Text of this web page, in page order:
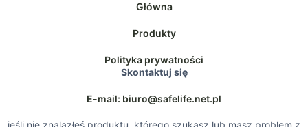
Główna
Produkty
Polityka prywatności
Skontaktuj się
E-mail: biuro@safelife.net.pl
jeśli nie znalazłeś produktu, którego szukasz lub masz problem z